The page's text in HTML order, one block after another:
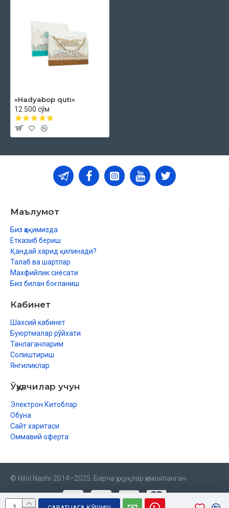
«Hadyabop quti»
12 500 сўм
Маълумот
Биз ҳақимизда
Етказиб бериш
Қандай харид қилинади?
Талаб ва шартлар
Махфийлик сиёсати
Биз билан боғланиш
Кабинет
Шахсий кабинет
Буюртмалар рўйхати
Танлаганларим
Солиштириш
Янгиликлар
Ўқувчилар учун
Электрон Китоблар
Обуна
Сайт харитаси
Оммавий оферта
© Hilol Nashr 2014–2025. Барча ҳуқуқлар ҳимояланган